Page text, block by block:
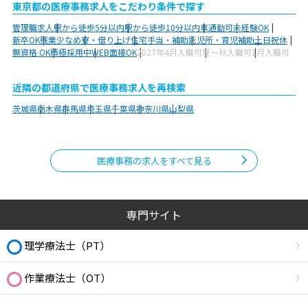
東京都の医療事務求人をこだわり条件で探す
管理職求人駅から徒歩5分以内駅から徒歩10分以内車通勤可未経験OK
新卒OK残業少なめ寮・借り上げ住宅手当・補助託児所・育児補助土日祝休
無資格 OK積極採用中WEB面接OK2027年4月入職可夏～秋入職可1月入職可
近隣の都道府県で医療事務求人を再検索
茨城県栃木県群馬県埼玉県千葉県神奈川県山梨県
医療事務の求人をすべて見る
専門サイト
理学療法士（PT）
作業療法士（OT）